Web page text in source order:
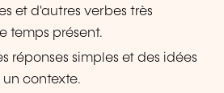
et d'autres verbes très
temps présent.
réponses simples et des idées
contexte.